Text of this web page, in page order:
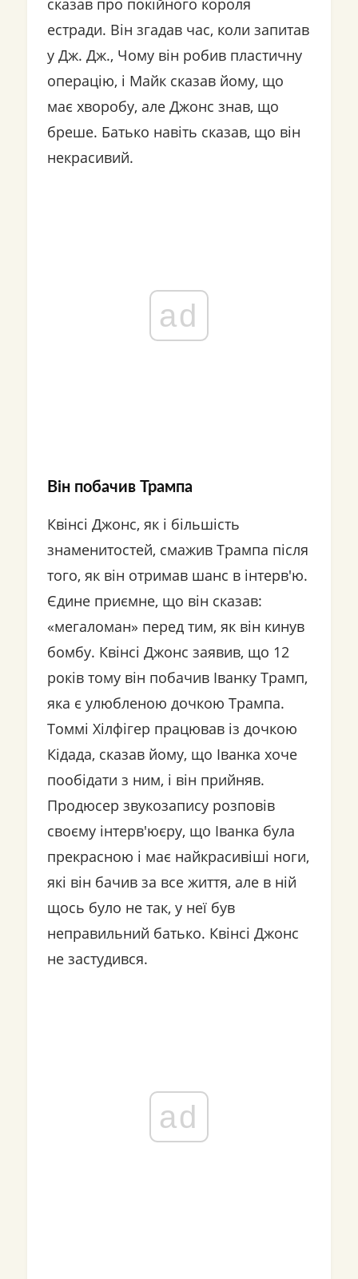
естради. Він згадав час, коли запитав
у Дж. Дж., Чому він робив пластичну
операцію, і Майк сказав йому, що
має хворобу, але Джонс знав, що
бреше. Батько навіть сказав, що він
некрасивий.
ad
Він побачив Трампа
Квінсі Джонс, як і більшість
знаменитостей, смажив Трампа після
того, як він отримав шанс в інтерв'ю.
Єдине приємне, що він сказав:
«мегаломан» перед тим, як він кинув
бомбу. Квінсі Джонс заявив, що 12
років тому він побачив Іванку Трамп,
яка є улюбленою дочкою Трампа.
Томмі Хілфігер працював із дочкою
Кідада, сказав йому, що Іванка хоче
пообідати з ним, і він прийняв.
Продюсер звукозапису розповів
своєму інтерв'юєру, що Іванка була
прекрасною і має найкрасивіші ноги,
які він бачив за все життя, але в ній
щось було не так, у неї був
неправильний батько. Квінсі Джонс
не застудився.
ad